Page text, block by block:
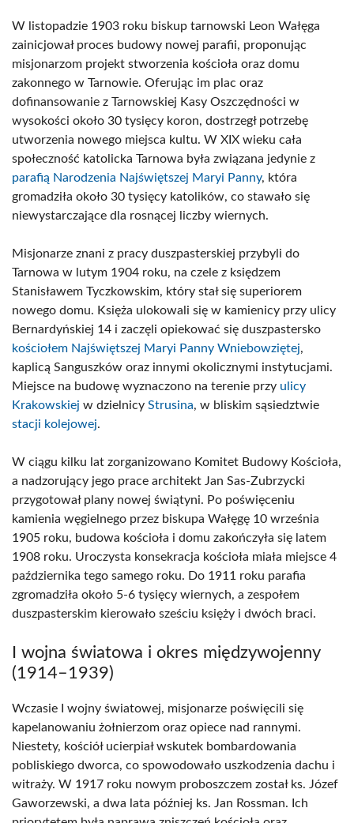
W listopadzie 1903 roku biskup tarnowski Leon Wałęga
zainicjował proces budowy nowej parafii, proponując
misjonarzom projekt stworzenia kościoła oraz domu
zakonnego w Tarnowie. Oferując im plac oraz
dofinansowanie z Tarnowskiej Kasy Oszczędności w
wysokości około 30 tysięcy koron, dostrzegł potrzebę
utworzenia nowego miejsca kultu. W XIX wieku cała
społeczność katolicka Tarnowa była związana jedynie z
parafią Narodzenia Najświętszej Maryi Panny, która
gromadziła około 30 tysięcy katolików, co stawało się
niewystarczające dla rosnącej liczby wiernych.
Misjonarze znani z pracy duszpasterskiej przybyli do
Tarnowa w lutym 1904 roku, na czele z księdzem
Stanisławem Tyczkowskim, który stał się superiorem
nowego domu. Księża ulokowali się w kamienicy przy ulicy
Bernardyńskiej 14 i zaczęli opiekować się duszpastersko
kościołem Najświętszej Maryi Panny Wniebowziętej,
kaplicą Sanguszków oraz innymi okolicznymi instytucjami.
Miejsce na budowę wyznaczono na terenie przy ulicy
Krakowskiej w dzielnicy Strusina, w bliskim sąsiedztwie
stacji kolejowej.
W ciągu kilku lat zorganizowano Komitet Budowy Kościoła,
a nadzorujący jego prace architekt Jan Sas-Zubrzycki
przygotował plany nowej świątyni. Po poświęceniu
kamienia węgielnego przez biskupa Wałęgę 10 września
1905 roku, budowa kościoła i domu zakończyła się latem
1908 roku. Uroczysta konsekracja kościoła miała miejsce 4
października tego samego roku. Do 1911 roku parafia
zgromadziła około 5-6 tysięcy wiernych, a zespołem
duszpasterskim kierowało sześciu księży i dwóch braci.
I wojna światowa i okres międzywojenny
(1914–1939)
Wczasie I wojny światowej, misjonarze poświęcili się
kapelanowaniu żołnierzom oraz opiece nad rannymi.
Niestety, kościół ucierpiał wskutek bombardowania
pobliskiego dworca, co spowodowało uszkodzenia dachu i
witraży. W 1917 roku nowym proboszczem został ks. Józef
Gaworzewski, a dwa lata później ks. Jan Rossman. Ich